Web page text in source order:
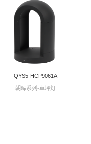
QYS5-HCP9061A
朝晖系列-草坪灯